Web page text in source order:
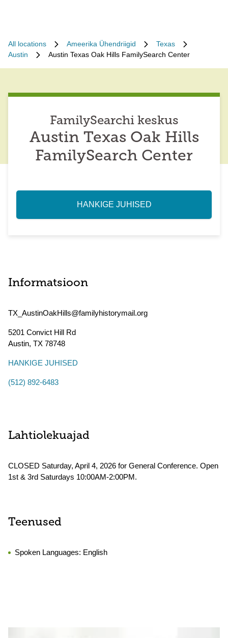
All locations Ameerika Ühendriigid
Texas
Austin
Austin Texas Oak Hills FamilySearch Center
FamilySearchi keskus
Austin Texas Oak Hills
FamilySearch Center
HANKIGE JUHISED
Informatsioon
TX_AustinOakHills@familyhistorymail.org
5201 Convict Hill Rd
Austin, TX 78748
HANKIGE JUHISED
(512) 892-6483
Lahtiolekuajad
CLOSED Saturday, April 4, 2026 for General Conference. Open
1st & 3rd Saturdays 10:00AM-2:00PM.
Teenused
Spoken Languages: English